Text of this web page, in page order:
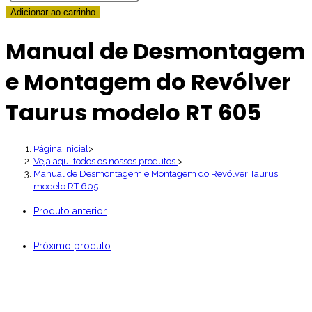
de
e
do
Taurus
quantidade
Adicionar ao carrinho
Manual de Desmontagem
e Montagem do Revólver
Taurus modelo RT 605
Página inicial>
Veja aqui todos os nossos produtos.>
Manual de Desmontagem e Montagem do Revólver Taurus
modelo RT 605
Produto anterior
Próximo produto